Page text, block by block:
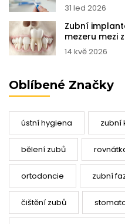
31 led 2026
Zubní
mezeru mezi
14 kvě 2026
Oblíbené Značky
ústní hygiena zubní
bělení zubů
ortodoncie zubní
čištění zubů